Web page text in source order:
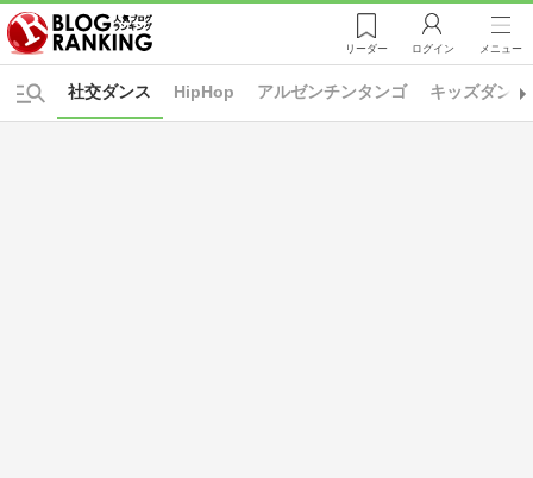
リーダー ログイン メニュー
HipHop アルゼンチンタンゴ キッズダンス
社交ダンス